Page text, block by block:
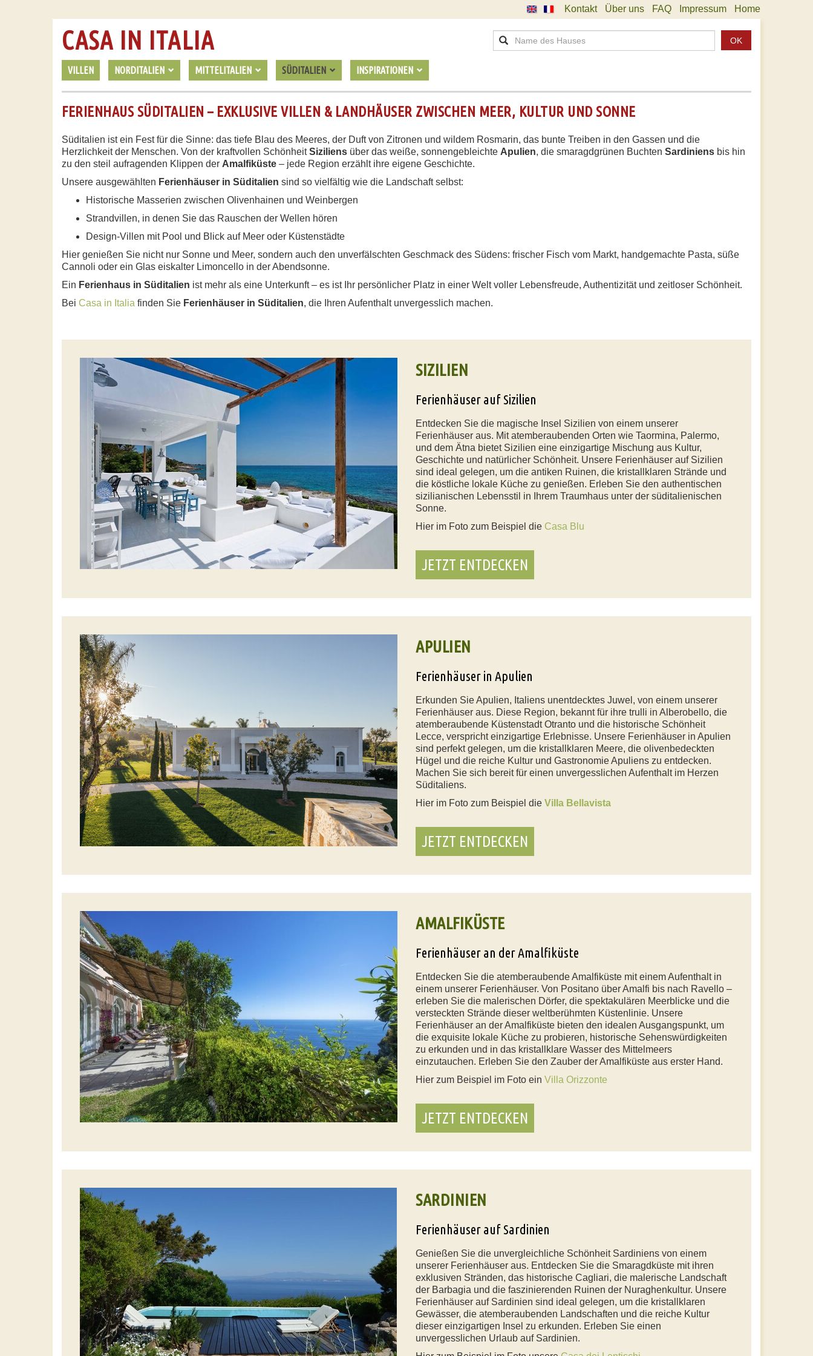
Kontakt Über uns FAQ Impressum Home
VILLEN NORDITALIEN MITTELITALIEN SÜDITALIEN INSPIRATIONEN
CASA IN ITALIA OK
FERIENHAUS SÜDITALIEN – EXKLUSIVE VILLEN & LANDHÄUSER ZWISCHEN MEER, KULTUR UND SONNE
Süditalien ist ein Fest für die Sinne: das tiefe Blau des Meeres, der Duft von Zitronen und wildem Rosmarin, das bunte Treiben in den Gassen und die
Herzlichkeit der Menschen. Von der kraftvollen SchönheitSiziliens über das weiße, sonnengebleichte Apulien, die smaragdgrünen Buchten Sardiniens bis hin
zu den steil aufragenden Klippen der Amalfiküste – jede Region erzählt ihre eigene Geschichte.
Unsere ausgewählten Ferienhäuser in Süditalien sind so vielfältig wie die Landschaft selbst:
Historische Masserien zwischen Olivenhainen und Weinbergen
Strandvillen, in denen Sie das Rauschen der Wellen hören
Design-Villen mit Pool und Blick auf Meer oder Küstenstädte
Hier genießen Sie nicht nur Sonne und Meer, sondern auch den unverfälschten Geschmack des Südens: frischer Fisch vom Markt, handgemachte Pasta, süße
Cannoli oder ein Glas eiskalter Limoncello in der Abendsonne.
Ein Ferienhaus in Süditalien ist mehr als eine Unterkunft – es ist Ihr persönlicher Platz in einer Welt voller Lebensfreude, Authentizität und zeitloser Schönheit.
Bei Casa in Italia finden Sie Ferienhäuser in Süditalien, die Ihren Aufenthalt unvergesslich machen.
SIZILIEN
Ferienhäuser auf Sizilien
Entdecken Sie die magische Insel Sizilien von einem unserer
Ferienhäuser aus. Mit atemberaubenden Orten wie Taormina, Palermo,
und dem Ätna bietet Sizilien eine einzigartige Mischung aus Kultur,
Geschichte und natürlicher Schönheit. Unsere Ferienhäuser auf Sizilien
sind ideal gelegen, um die antiken Ruinen, die kristallklaren Strände und
die köstliche lokale Küche zu genießen. Erleben Sie den authentischen
sizilianischen Lebensstil in Ihrem Traumhaus unter der süditalienischen
Sonne.
Hier im Foto zum Beispiel die Casa Blu
JETZT ENTDECKEN
APULIEN
Ferienhäuser in Apulien
Erkunden Sie Apulien, Italiens unentdecktes Juwel, von einem unserer
Ferienhäuser aus. Diese Region, bekannt für ihre trulli in Alberobello, die
atemberaubende Küstenstadt Otranto und die historische Schönheit
Lecce, verspricht einzigartige Erlebnisse. Unsere Ferienhäuser in Apulien
sind perfekt gelegen, um die kristallklaren Meere, die olivenbedeckten
Hügel und die reiche Kultur und Gastronomie Apuliens zu entdecken.
Machen Sie sich bereit für einen unvergesslichen Aufenthalt im Herzen
Süditaliens.
Hier im Foto zum Beispiel die Villa Bellavista
JETZT ENTDECKEN
AMALFIKÜSTE
Ferienhäuser an der Amalfiküste
Entdecken Sie die atemberaubende Amalfiküste mit einem Aufenthalt in
einem unserer Ferienhäuser. Von Positano über Amalfi bis nach Ravello –
erleben Sie die malerischen Dörfer, die spektakulären Meerblicke und die
versteckten Strände dieser weltberühmten Küstenlinie. Unsere
Ferienhäuser an der Amalfiküste bieten den idealen Ausgangspunkt, um
die exquisite lokale Küche zu probieren, historische Sehenswürdigkeiten
zu erkunden und in das kristallklare Wasser des Mittelmeers
einzutauchen. Erleben Sie den Zauber der Amalfiküste aus erster Hand.
Hier zum Beispiel im Foto ein Villa Orizzonte
JETZT ENTDECKEN
SARDINIEN
Ferienhäuser auf Sardinien
Genießen Sie die unvergleichliche Schönheit Sardiniens von einem
unserer Ferienhäuser aus. Entdecken Sie die Smaragdküste mit ihren
exklusiven Stränden, das historische Cagliari, die malerische Landschaft
der Barbagia und die faszinierenden Ruinen der Nuraghenkultur. Unsere
Ferienhäuser auf Sardinien sind ideal gelegen, um die kristallklaren
Gewässer, die atemberaubenden Landschaften und die reiche Kultur
dieser einzigartigen Insel zu erkunden. Erleben Sie einen
unvergesslichen Urlaub auf Sardinien.